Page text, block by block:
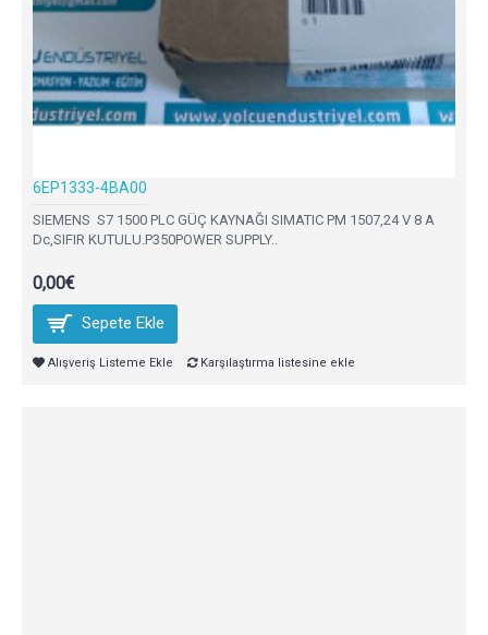
6EP1333-4BA00
SIEMENS S7 1500 PLC GÜÇ KAYNAĞI SIMATIC PM 1507,24 V 8 A
Dc,SIFIR KUTULU.P350POWER SUPPLY..
0,00€
Sepete Ekle
Alışveriş Listeme Ekle Karşılaştırma listesine ekle